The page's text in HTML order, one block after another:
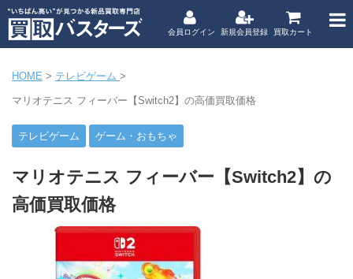
会員ログイン 新規会員登録 買取カート
HOME > テレビゲーム >
マリオテニス フィーバー【Switch2】の高価買取価格
テレビゲーム ゲーム・おもちゃ
マリオテニス フィーバー【Switch2】の
高価買取価格